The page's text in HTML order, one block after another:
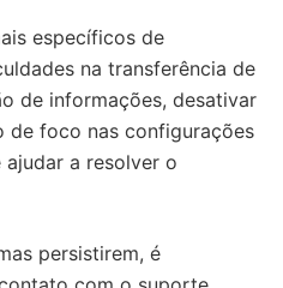
específicos de
na transferência de
de informações, desativar
de foco nas configurações
a resolver o
persistirem, é